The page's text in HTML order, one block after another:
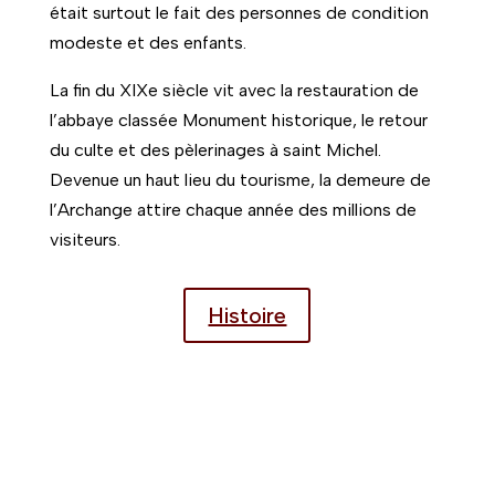
était surtout le fait des personnes de condition
modeste et des enfants.
La fin du XIXe siècle vit avec la restauration de
l’abbaye classée Monument historique, le retour
du culte et des pèlerinages à saint Michel.
Devenue un haut lieu du tourisme, la demeure de
l’Archange attire chaque année des millions de
visiteurs.
Histoire